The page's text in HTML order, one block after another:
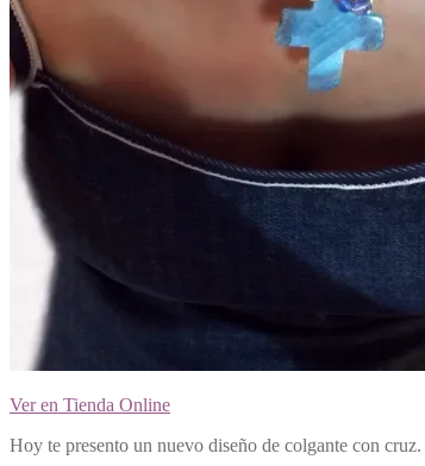
Ver en Tienda Online
Hoy te presento un nuevo diseño de colgante con